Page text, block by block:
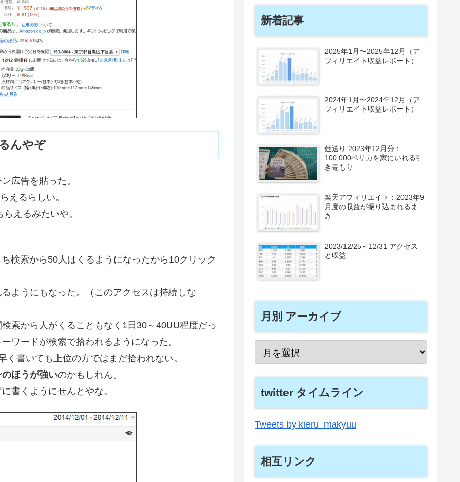
んやぞ
広告を貼った。
えるらしい。
えるみたいや。
検索から50人はくるようになったから10クリック
ようにもなった。（このアクセスは持続しな
索から人がくることもなく1日30～40UU程度だっ
ワードが検索で拾われるようになった。
書いても上位の方ではまだ拾われない。
ほうが強いのかもしれん。
書くようにせんとやな。
新着記事
2025年1月〜2025年12月（ア
フィリエイト収益レポート）
2024年1月〜2024年12月（ア
フィリエイト収益レポート）
仕送り 2023年12月分：
100,000ペリカを家にいれる引
き篭もり
楽天アフィリエイト：2023年9
月度の収益が振り込まれるま
き
2023/12/25～12/31 アクセス
と収益
月別 アーカイブ
twitter タイムライン
Tweets by kieru_makyuu
相互リンク